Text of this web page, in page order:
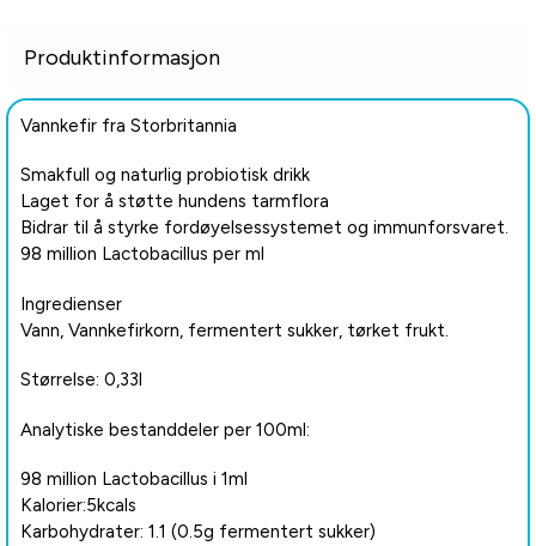
Produktinformasjon
Vannkefir fra Storbritannia
Smakfull og naturlig probiotisk drikk
Laget for å støtte hundens tarmflora
Bidrar til å styrke fordøyelsessystemet og immunforsvaret.
98 million Lactobacillus per ml
Ingredienser
Vann, Vannkefirkorn, fermentert sukker, tørket frukt.
Størrelse: 0,33l
Analytiske bestanddeler per 100ml:
98 million Lactobacillus i 1ml
Kalorier:5kcals
Karbohydrater: 1.1 (0.5g fermentert sukker)